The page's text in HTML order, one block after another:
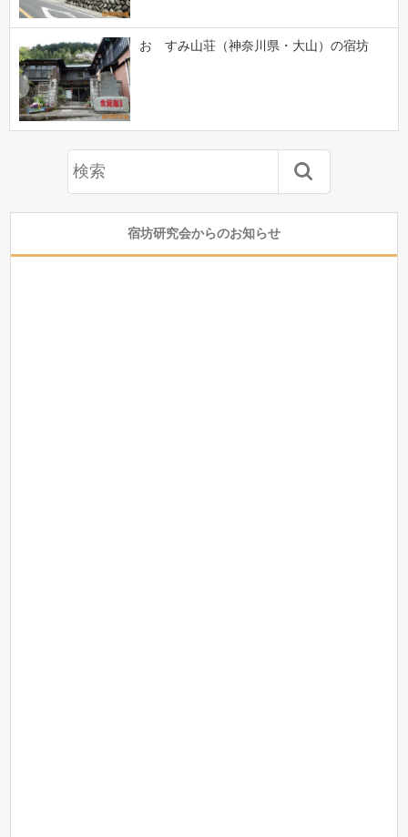
おゝすみ山荘（神奈川県・大山）の宿坊
宿坊研究会からのお知らせ